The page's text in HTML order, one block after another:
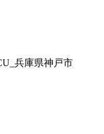
兵庫県神戸市